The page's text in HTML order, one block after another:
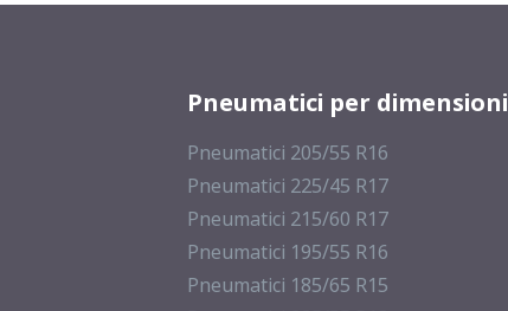
225/45 R17 94Y FP XL
Pneumatici per dimensioni
Pneumatici 205/55 R16
Pneumatici 225/45 R17
Pneumatici 215/60 R17
Pneumatici 195/55 R16
Pneumatici 185/65 R15